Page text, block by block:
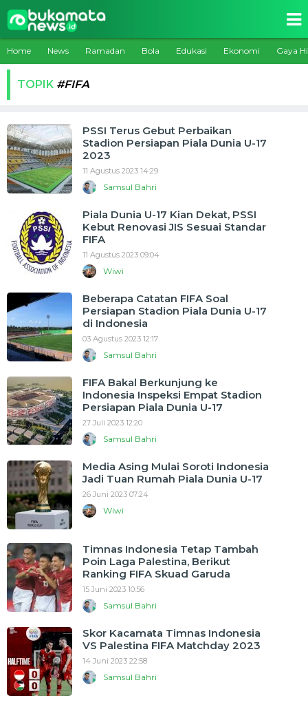
Home News Ramadan Bola Edukasi Ekonomi Gaya
TOPIK #FIFA
PSSI Terus Gebut Perbaikan
Stadion Persiapan Piala Dunia U-17
2023
11 Agustus 2023 14:29
Samsul Bahri
Piala Dunia U-17 Kian Dekat, PSSI
Kebut Renovasi JIS Sesuai Standar
FIFA
11 Agustus 2023 09:04
Wiwi
Beberapa Catatan FIFA Soal
Persiapan Stadion Piala Dunia U-17
di Indonesia
03 Agustus 2023 12:17
Samsul Bahri
FIFA Bakal Berkunjung ke
Indonesia Inspeksi Empat Stadion
Persiapan Piala Dunia U-17
27 Juli 2023 12:20
Samsul Bahri
Media Asing Mulai Soroti Indonesia
Jadi Tuan Rumah Piala Dunia U-17
26 Juni 2023 07:24
Wiwi
Timnas Indonesia Tetap Tambah
Poin Laga Palestina, Berikut
Ranking FIFA Skuad Garuda
15 Juni 2023 10:56
Samsul Bahri
Skor Kacamata Timnas Indonesia
VS Palestina FIFA Matchday 2023
14 Juni 2023 22:58
Samsul Bahri